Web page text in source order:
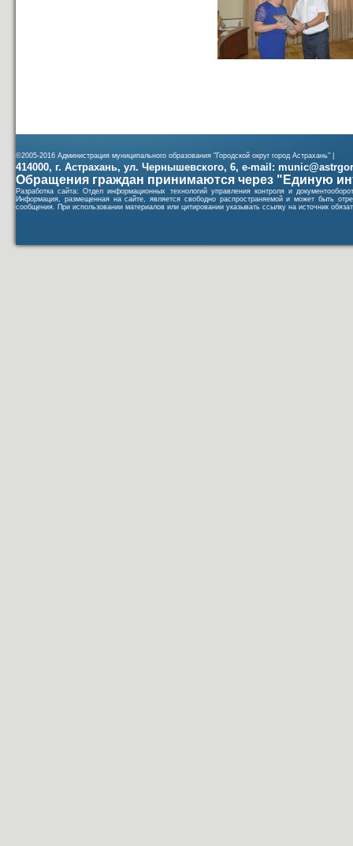
©2005-2016 Администрация муниципального образования "Городской округ город Астрахань" |
414000, г. Астрахань, ул. Чернышевского, 6, e-mail:
Обращения граждан принимаются через "Единую
Разработка сайта: Отдел информационных технологий управления контроля и
Информация, размещенная на сайте, является свободно распространяемой и может быть
сообщения. При использовании материалов или цитировании указывать ссылку на источник